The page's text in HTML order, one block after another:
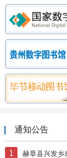
通知公告
1